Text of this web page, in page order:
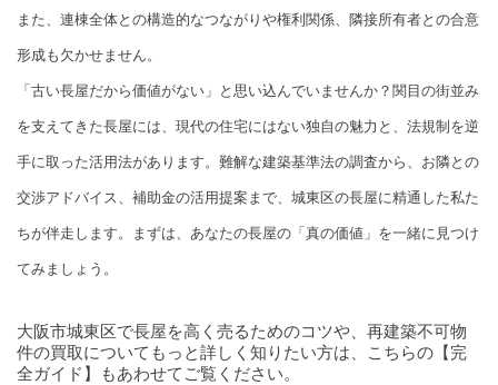
また、連棟全体との構造的なつながりや権利関係、隣接所有者との合意
形成も欠かせません。
「古い長屋だから価値がない」と思い込んでいませんか？関目の街並み
を支えてきた長屋には、現代の住宅にはない独自の魅力と、法規制を逆
手に取った活用法があります。難解な建築基準法の調査から、お隣との
交渉アドバイス、補助金の活用提案まで、城東区の長屋に精通した私た
ちが伴走します。まずは、あなたの長屋の「真の価値」を一緒に見つけ
てみましょう。
大阪市城東区で長屋を高く売るためのコツや、再建築不可物
件の買取についてもっと詳しく知りたい方は、こちらの【完
全ガイド】もあわせてご覧ください。